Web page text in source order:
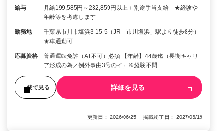
給与
月給199,585円～232,859円以上＋別途手当支給 ★経験や
年齢等を考慮します
勤務地
千葉県市川市塩浜3-15-5（JR「市川塩浜」駅より徒歩8分）
★車通勤可
応募資格
普通運転免許（AT不可）必須 【年齢】44歳迄（長期キャリ
ア形成の為／例外事由3号のイ）※経験不問
後で見る 詳細を見る
更新日： 2026/06/25 掲載終了日： 2027/03/19